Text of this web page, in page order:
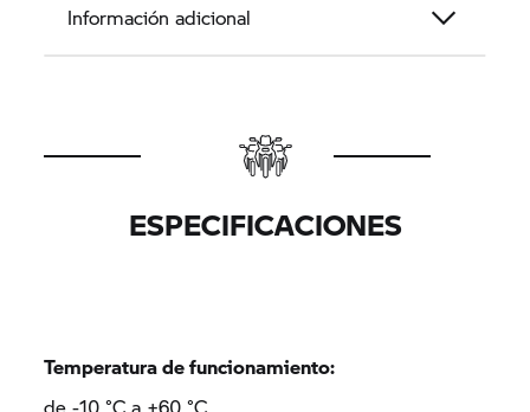
Información adicional
ESPECIFICACIONES
Temperatura de funcionamiento: